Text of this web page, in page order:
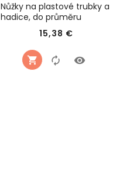
Nůžky na plastové trubky a
hadice, do průměru
42mm (1 5/8"), FORTUM
15,38 €Cena